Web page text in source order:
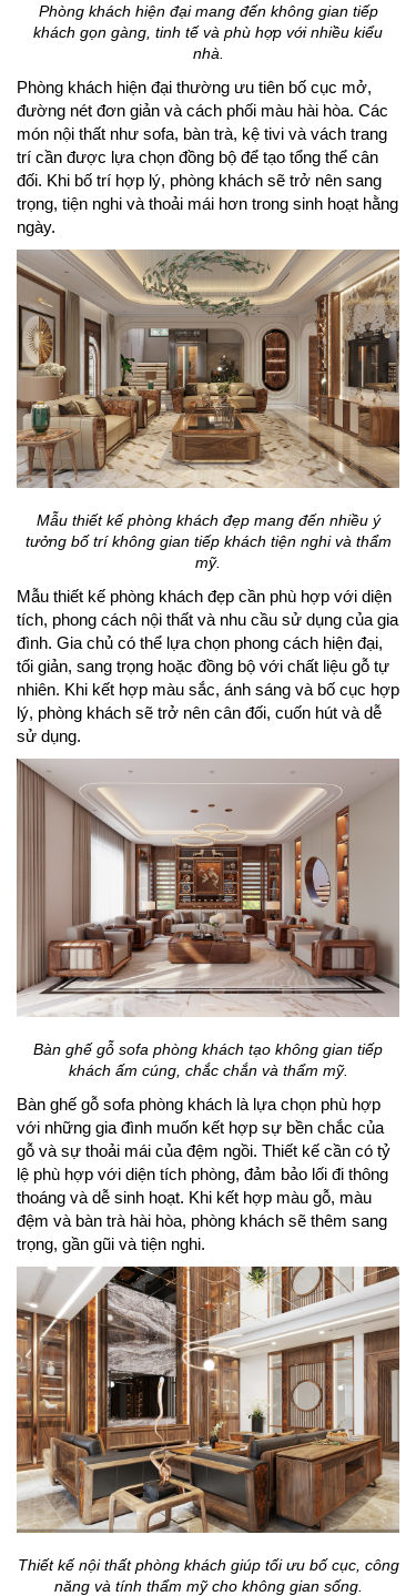
Phòng khách hiện đại mang đến không gian tiếp
khách gọn gàng, tinh tế và phù hợp với nhiều kiểu
nhà.
Phòng khách hiện đại thường ưu tiên bố cục mở,
đường nét đơn giản và cách phối màu hài hòa. Các
món nội thất như sofa, bàn trà, kệ tivi và vách trang
trí cần được lựa chọn đồng bộ để tạo tổng thể cân
đối. Khi bố trí hợp lý, phòng khách sẽ trở nên sang
trọng, tiện nghi và thoải mái hơn trong sinh hoạt hằng
ngày.
Mẫu thiết kế phòng khách đẹp mang đến nhiều ý
tưởng bố trí không gian tiếp khách tiện nghi và thẩm
mỹ.
Mẫu thiết kế phòng khách đẹp cần phù hợp với diện
tích, phong cách nội thất và nhu cầu sử dụng của gia
đình. Gia chủ có thể lựa chọn phong cách hiện đại,
tối giản, sang trọng hoặc đồng bộ với chất liệu gỗ tự
nhiên. Khi kết hợp màu sắc, ánh sáng và bố cục hợp
lý, phòng khách sẽ trở nên cân đối, cuốn hút và dễ
sử dụng.
Bàn ghế gỗ sofa phòng khách tạo không gian tiếp
khách ấm cúng, chắc chắn và thẩm mỹ.
Bàn ghế gỗ sofa phòng khách là lựa chọn phù hợp
với những gia đình muốn kết hợp sự bền chắc của
gỗ và sự thoải mái của đệm ngồi. Thiết kế cần có tỷ
lệ phù hợp với diện tích phòng, đảm bảo lối đi thông
thoáng và dễ sinh hoạt. Khi kết hợp màu gỗ, màu
đệm và bàn trà hài hòa, phòng khách sẽ thêm sang
trọng, gần gũi và tiện nghi.
Thiết kế nội thất phòng khách giúp tối ưu bố cục, công
năng và tính thẩm mỹ cho không gian sống.